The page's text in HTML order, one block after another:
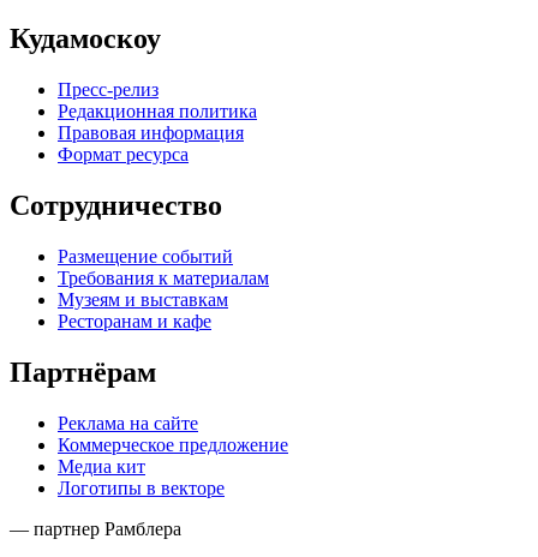
Кудамоскоу
Пресс-релиз
Редакционная политика
Правовая информация
Формат ресурса
Сотрудничество
Размещение событий
Требования к материалам
Музеям и выставкам
Ресторанам и кафе
Партнёрам
Реклама на сайте
Коммерческое предложение
Медиа кит
Логотипы в векторе
— партнер Рамблера